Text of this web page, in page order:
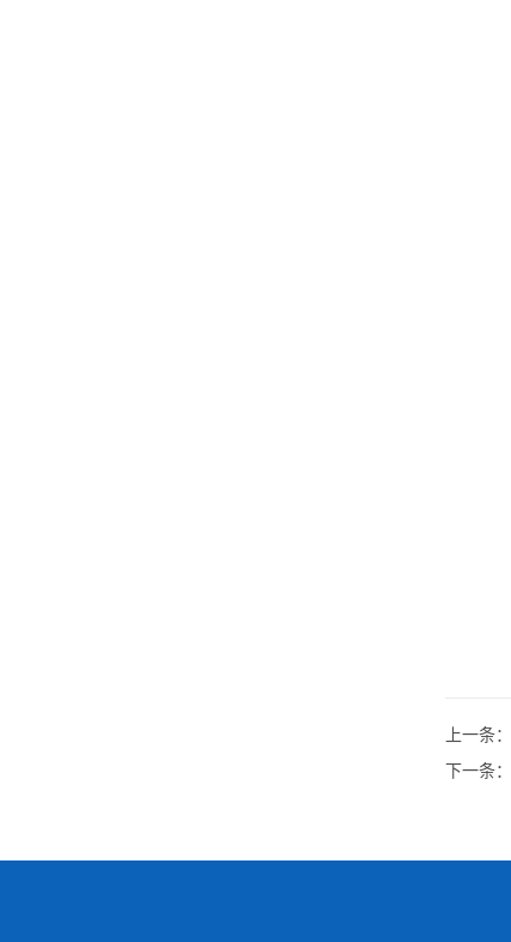
上一条：
下一条：